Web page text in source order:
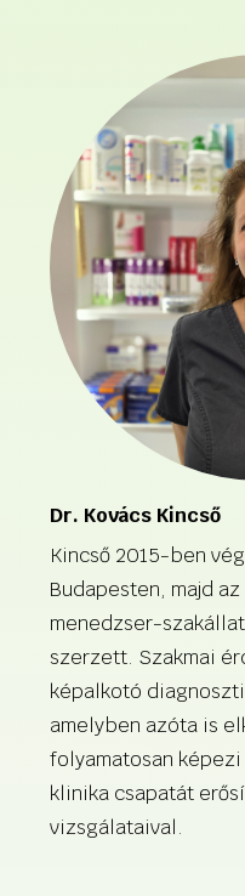
Dr. Kovács Kincső
Kincső 2015-ben
Budapesten, majd
menedzser-
szerzett. Szakmai
képalkotó
amelyben azóta is
folyamatosan
klinika csapatát
vizsgálataival.